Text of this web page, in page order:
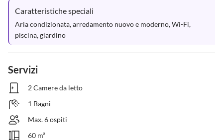
Caratteristiche speciali
Aria condizionata, arredamento nuovo e moderno, Wi-Fi,
piscina, giardino
Servizi
2 Camere da letto
1 Bagni
Max. 6 ospiti
60 m²